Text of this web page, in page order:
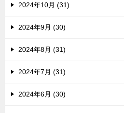
2024年10月 (31)
2024年9月 (30)
2024年8月 (31)
2024年7月 (31)
2024年6月 (30)